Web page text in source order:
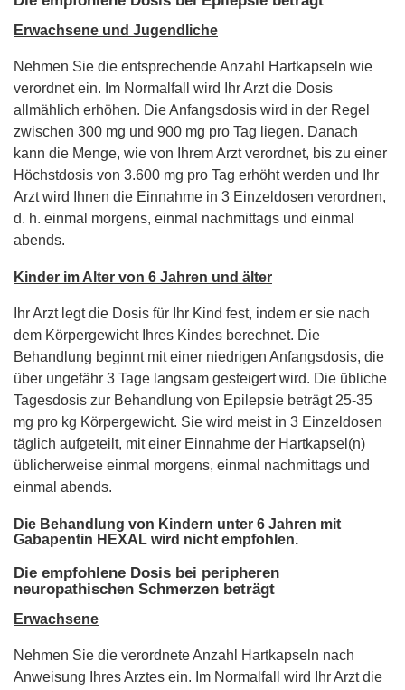
Erwachsene und Jugendliche
Nehmen Sie die entsprechende Anzahl Hartkapseln wie
verordnet ein. Im Normalfall wird Ihr Arzt die Dosis
allmählich erhöhen. Die Anfangsdosis wird in der Regel
zwischen 300 mg und 900 mg pro Tag liegen. Danach
kann die Menge, wie von Ihrem Arzt verordnet, bis zu einer
Höchstdosis von 3.600 mg pro Tag erhöht werden und Ihr
Arzt wird Ihnen die Einnahme in 3 Einzeldosen verordnen,
d. h. einmal morgens, einmal nachmittags und einmal
abends.
Kinder im Alter von 6 Jahren und älter
Ihr Arzt legt die Dosis für Ihr Kind fest, indem er sie nach
dem Körpergewicht Ihres Kindes berechnet. Die
Behandlung beginnt mit einer niedrigen Anfangsdosis, die
über ungefähr 3 Tage langsam gesteigert wird. Die übliche
Tagesdosis zur Behandlung von Epilepsie beträgt 25-35
mg pro kg Körpergewicht. Sie wird meist in 3 Einzeldosen
täglich aufgeteilt, mit einer Einnahme der Hartkapsel(n)
üblicherweise einmal morgens, einmal nachmittags und
einmal abends.
Die Behandlung von Kindern unter 6 Jahren mit
Gabapentin HEXAL wird nicht empfohlen.
Die empfohlene Dosis bei peripheren
neuropathischen Schmerzen beträgt
Erwachsene
Nehmen Sie die verordnete Anzahl Hartkapseln nach
Anweisung Ihres Arztes ein. Im Normalfall wird Ihr Arzt die